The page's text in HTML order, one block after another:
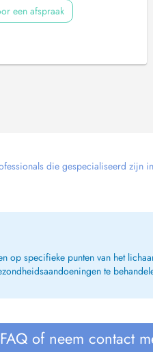
een afspraak
die gespecialiseerd zijn
op specifieke punten van het
te
of neem contact